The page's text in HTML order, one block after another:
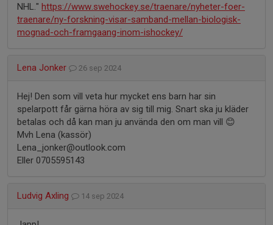
NHL." https://www.swehockey.se/traenare/nyheter-foer-
traenare/ny-forskning-visar-samband-mellan-biologisk-
mognad-och-framgaang-inom-ishockey/
Lena Jonker 26 sep 2024
Hej! Den som vill veta hur mycket ens barn har sin
spelarpott får gärna höra av sig till mig. Snart ska ju kläder
betalas och då kan man ju använda den om man vill 😊
Mvh Lena (kassör)
Lena_jonker@outlook.com
Eller 0705595143
Ludvig Axling 14 sep 2024